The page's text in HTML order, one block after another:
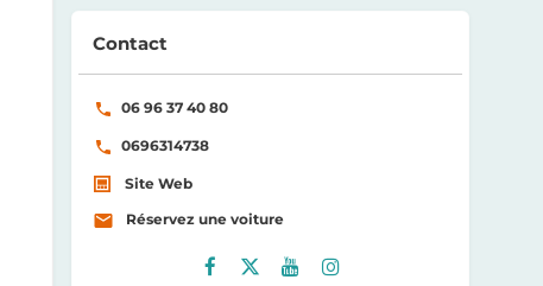
Contact
06 96 37 40 80
0696314738
Site Web
Réservez une voiture